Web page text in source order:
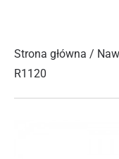
Strona główna /
R1120